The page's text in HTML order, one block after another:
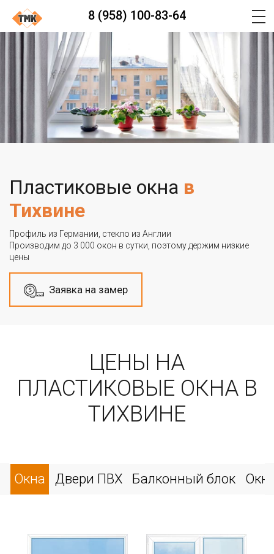
8 (958) 100-83-64
Пластиковые окна в
Тихвине
Профиль из Германии, стекло из Англии
Производим до 3 000 окон в сутки, поэтому держим низкие
цены
Заявка на замер
ЦЕНЫ НА
ПЛАСТИКОВЫЕ ОКНА В
ТИХВИНЕ
Окна Двери ПВХ Балконный блок